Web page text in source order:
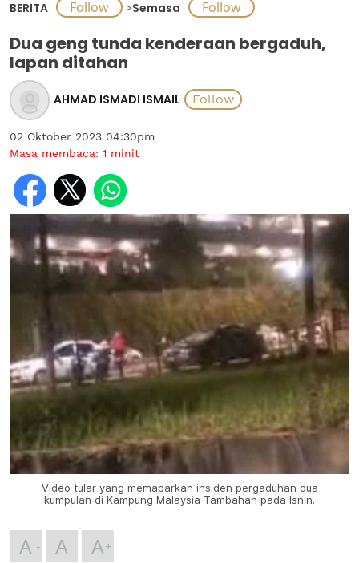
BERITA >Semasa
Dua geng tunda kenderaan bergaduh,
lapan ditahan
AHMAD ISMADI ISMAIL
02 Oktober 2023 04:30pm
Masa membaca: 1 minit
Video tular yang memaparkan insiden pergaduhan dua
kumpulan di Kampung Malaysia Tambahan pada Isnin.
A A A